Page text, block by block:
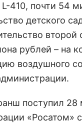
410, почти 54
детского
рублей – на
воздушного
поступил 28
«Росатом»